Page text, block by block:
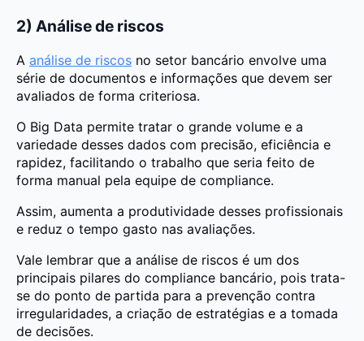
2) Análise de riscos
A análise de riscos no setor bancário envolve uma
série de documentos e informações que devem ser
avaliados de forma criteriosa.
O Big Data permite tratar o grande volume e a
variedade desses dados com precisão, eficiência e
rapidez, facilitando o trabalho que seria feito de
forma manual pela equipe de compliance.
Assim, aumenta a produtividade desses profissionais
e reduz o tempo gasto nas avaliações.
Vale lembrar que a análise de riscos é um dos
principais pilares do compliance bancário, pois trata-
se do ponto de partida para a prevenção contra
irregularidades, a criação de estratégias e a tomada
de decisões.